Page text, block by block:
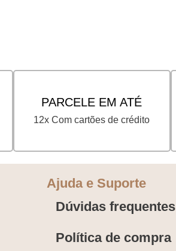
PARCELE EM ATÉ
12x Com cartões de crédito
Ajuda e Suporte
Dúvidas frequentes
Política de compra